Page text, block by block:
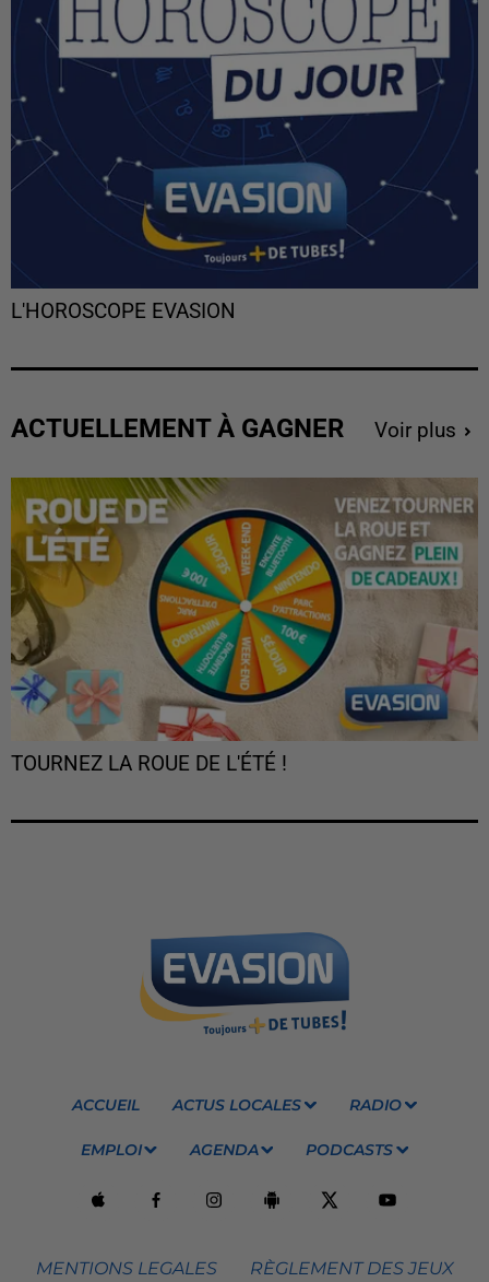
L'HOROSCOPE EVASION
ACTUELLEMENT À GAGNER Voir plus
TOURNEZ LA ROUE DE L'ÉTÉ !
ACCUEIL ACTUS LOCALES RADIO
EMPLOI AGENDA PODCASTS
MENTIONS LEGALES RÈGLEMENT DES JEUX